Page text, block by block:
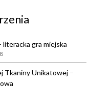
literacka gra miejska
Tkaniny Unikatowej –